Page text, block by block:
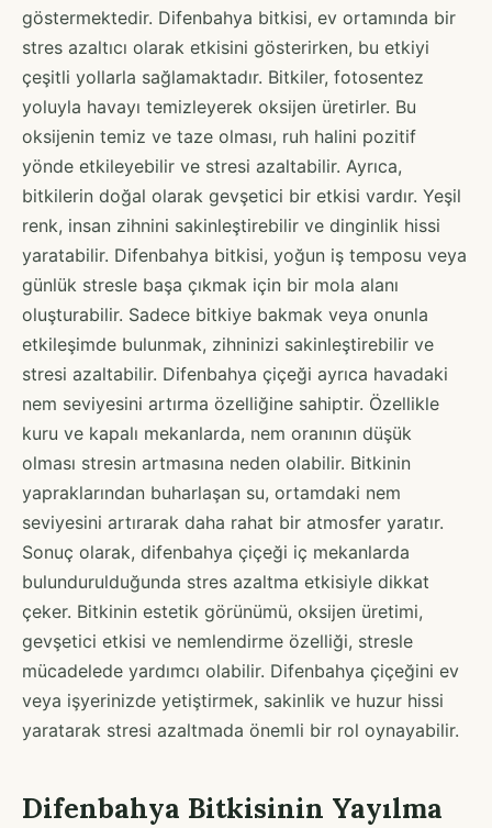
göstermektedir. Difenbahya bitkisi, ev ortamında bir
stres azaltıcı olarak etkisini gösterirken, bu etkiyi
çeşitli yollarla sağlamaktadır. Bitkiler, fotosentez
yoluyla havayı temizleyerek oksijen üretirler. Bu
oksijenin temiz ve taze olması, ruh halini pozitif
yönde etkileyebilir ve stresi azaltabilir. Ayrıca,
bitkilerin doğal olarak gevşetici bir etkisi vardır. Yeşil
renk, insan zihnini sakinleştirebilir ve dinginlik hissi
yaratabilir. Difenbahya bitkisi, yoğun iş temposu veya
günlük stresle başa çıkmak için bir mola alanı
oluşturabilir. Sadece bitkiye bakmak veya onunla
etkileşimde bulunmak, zihninizi sakinleştirebilir ve
stresi azaltabilir. Difenbahya çiçeği ayrıca havadaki
nem seviyesini artırma özelliğine sahiptir. Özellikle
kuru ve kapalı mekanlarda, nem oranının düşük
olması stresin artmasına neden olabilir. Bitkinin
yapraklarından buharlaşan su, ortamdaki nem
seviyesini artırarak daha rahat bir atmosfer yaratır.
Sonuç olarak, difenbahya çiçeği iç mekanlarda
bulundurulduğunda stres azaltma etkisiyle dikkat
çeker. Bitkinin estetik görünümü, oksijen üretimi,
gevşetici etkisi ve nemlendirme özelliği, stresle
mücadelede yardımcı olabilir. Difenbahya çiçeğini ev
veya işyerinizde yetiştirmek, sakinlik ve huzur hissi
yaratarak stresi azaltmada önemli bir rol oynayabilir.
Difenbahya Bitkisinin Yayılma